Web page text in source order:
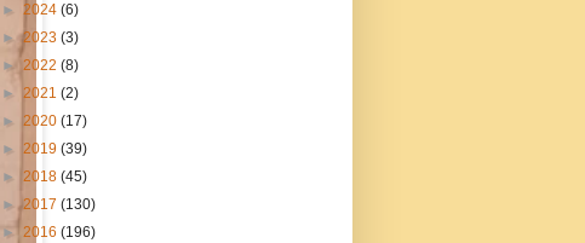
► 2024 (6)
►2023 (3)
► 2022 (8)
► 2021 (2)
► 2020 (17)
► 2019 (39)
► 2018 (45)
►2017 (130)
► 2016 (196)